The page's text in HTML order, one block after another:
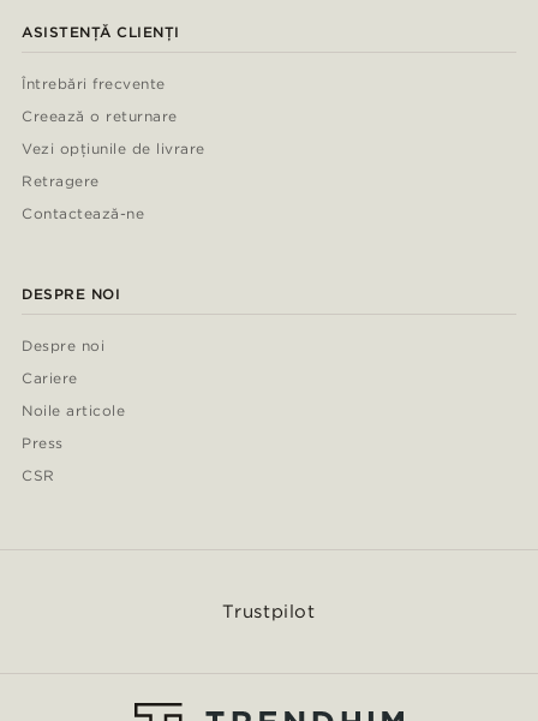
ASISTENȚĂ CLIENȚI
Întrebări frecvente
Creează o returnare
Vezi opțiunile de livrare
Retragere
Contactează-ne
DESPRE NOI
Despre noi
Cariere
Noile articole
Press
CSR
Trustpilot